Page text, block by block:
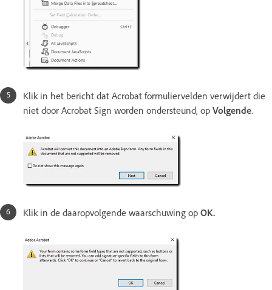
Klik in het bericht dat Acrobat formuliervelden verwijdert die
niet door Acrobat Sign worden ondersteund, op Volgende.
Klik in de daaropvolgende waarschuwing op OK.